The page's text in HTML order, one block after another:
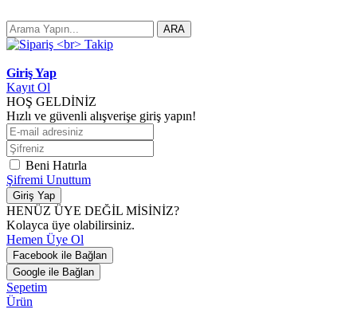
ARA
Giriş Yap
Kayıt Ol
HOŞ GELDİNİZ
Hızlı ve güvenli alışverişe giriş yapın!
Beni Hatırla
Şifremi Unuttum
Giriş Yap
HENÜZ ÜYE DEĞİL MİSİNİZ?
Kolayca üye olabilirsiniz.
Hemen Üye Ol
Facebook ile Bağlan
Google ile Bağlan
Sepetim
Ürün